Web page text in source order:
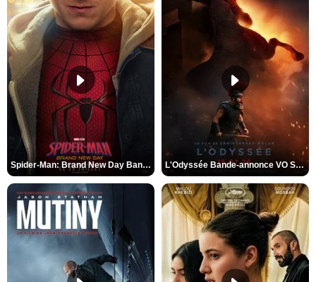
Spider-Man: Brand New Day Bande-annonce VO STFR L'Odyssée Bande-annonce VO STFR